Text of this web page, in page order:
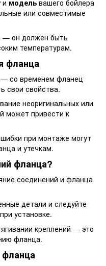
и модель вашего бойлера
или совместимые
— он должен быть
температурам.
фланца
— со временем фланец
свои свойства.
неоригинальных или
может привести к
при монтаже могут
и утечкам.
фланца?
соединений и фланца
детали и следуйте
установке.
креплений — это
фланца.